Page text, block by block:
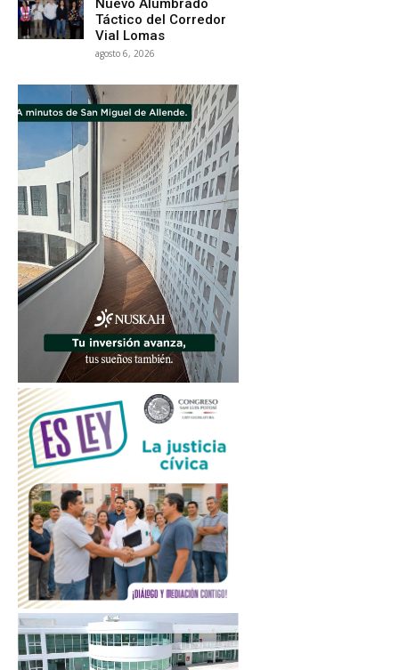
Táctico del Corredor
Vial Lomas
agosto 6, 2026